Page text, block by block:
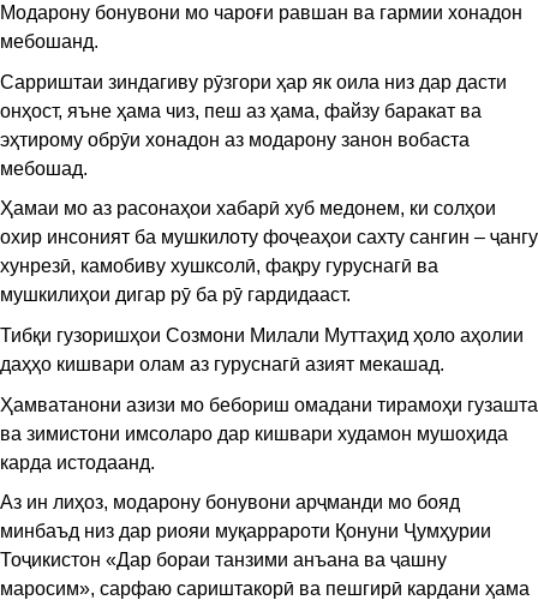
Модарону бонувони мо чароғи равшан ва гармии хонадон
мебошанд.
Сарриштаи зиндагиву рӯзгори ҳар як оила низ дар дасти
онҳост, яъне ҳама чиз, пеш аз ҳама, файзу баракат ва
эҳтирому обрӯи хонадон аз модарону занон вобаста
мебошад.
Ҳамаи мо аз расонаҳои хабарӣ хуб медонем, ки солҳои
охир инсоният ба мушкилоту фоҷеаҳои сахту сангин – ҷангу
хунрезӣ, камобиву хушксолӣ, фақру гуруснагӣ ва
мушкилиҳои дигар рӯ ба рӯ гардидааст.
Тибқи гузоришҳои Созмони Милали Муттаҳид ҳоло аҳолии
даҳҳо кишвари олам аз гуруснагӣ азият мекашад.
Ҳамватанони азизи мо бебориш омадани тирамоҳи гузашта
ва зимистони имсоларо дар кишвари худамон мушоҳида
карда истодаанд.
Аз ин лиҳоз, модарону бонувони арҷманди мо бояд
минбаъд низ дар риояи муқаррароти Қонуни Ҷумҳурии
Тоҷикистон «Дар бораи танзими анъана ва ҷашну
маросим», сарфаю сариштакорӣ ва пешгирӣ кардани ҳама